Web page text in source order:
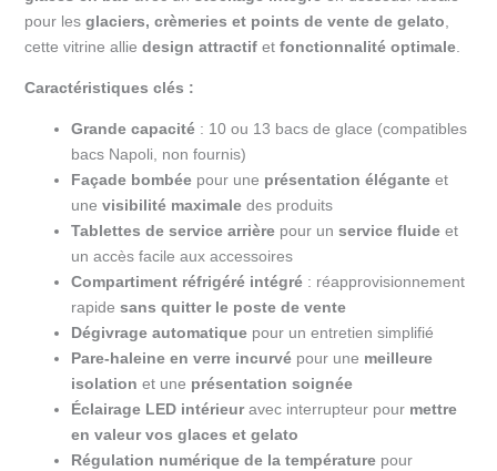
pour les glaciers, crèmeries et points de vente de gelato
cette vitrine allie design attractifet fonctionnalité optimale.
Caractéristiques clés :
Grande capacité: 10 ou 13 bacs de glace (compatibles
bacs Napoli, non fournis)
Façade bombéepour une présentation éléganteet
une visibilité maximaledes produits
Tablettes de service arrièrepour un service fluideet
un accès facile aux accessoires
Compartiment réfrigéré intégré: réapprovisionnement
rapide sans quitter le poste de vente
Dégivrage automatiquepour un entretien simplifié
Pare-haleine en verre incurvépour une meilleure
isolation et une présentation soignée
Éclairage LED intérieuravec interrupteur pour mettre
en valeur vos glaces et gelato
Régulation numérique de la températurepour